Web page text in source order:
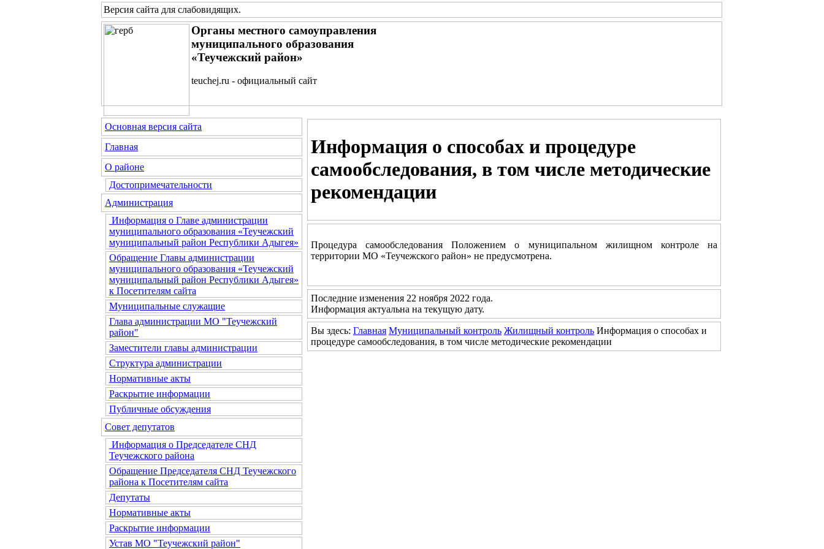
Версия сайта для слабовидящих.
Органы местного самоуправления
муниципального образования
«Теучежский район»
teuchej.ru - официальный сайт
Основная версия сайта
Главная
О районе
Достопримечательности
Администрация
Информация о Главе администрации
муниципального образования «Теучежский
муниципальный район Республики Адыгея»
Обращение Главы администрации
муниципального образования «Теучежский
муниципальный район Республики Адыгея»
к Посетителям сайта
Муниципальные служащие
Глава администрации МО "Теучежский
район"
Заместители главы администрации
Структура администрации
Нормативные акты
Раскрытие информации
Публичные обсуждения
Совет депутатов
Информация о Председателе СНД
Теучежского района
Обращение Председателя СНД Теучежского
района к Посетителям сайта
Депутаты
Нормативные акты
Раскрытие информации
Устав МО "Теучежский район"
Информация о способах и процедуре
самообследования, в том числе методические
рекомендации
Процедура самообследования Положением о муниципальном жилищном контроле на
территории МО «Теучежского район» не предусмотрена.
Последние изменения 22 ноября 2022 года.
Информация актуальна на текущую дату.
Вы здесь: Главная Муниципальный контроль Жилищный контроль Информация о способах и
процедуре самообследования, в том числе методические рекомендации